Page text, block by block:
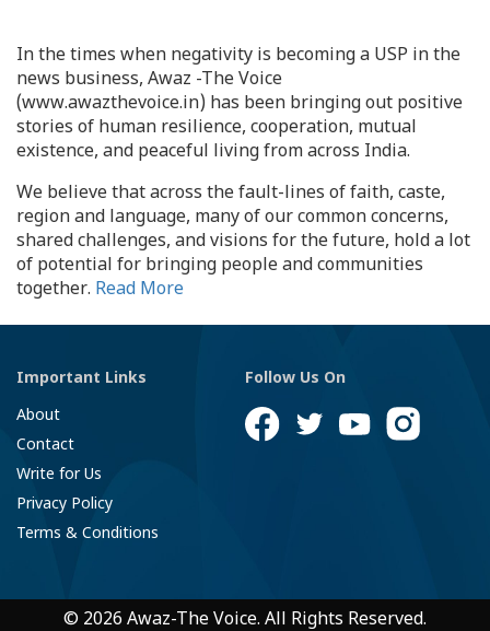
In the times when negativity is becoming a USP in the
news business, Awaz -The Voice
(www.awazthevoice.in) has been bringing out positive
stories of human resilience, cooperation, mutual
existence, and peaceful living from across India.
We believe that across the fault-lines of faith, caste,
region and language, many of our common concerns,
shared challenges, and visions for the future, hold a lot
of potential for bringing people and communities
together. Read More
Important Links
About
Contact
Write for Us
Privacy Policy
Terms & Conditions
Follow Us On
© 2026 Awaz-The Voice. All Rights Reserved.